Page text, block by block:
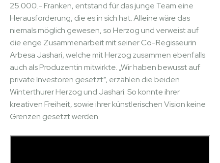
25.000.- Franken, entstand für das junge Team eine
Herausforderung, die es in sich hat. Alleine wäre das
niemals möglich gewesen, so Herzog und verweist auf
die enge Zusammenarbeit mit seiner Co-Regisseurin
Arbesa Jashari, welche mit Herzog zusammen ebenfalls
auch als Produzentin mitwirkte. „Wir haben bewusst auf
private Investoren gesetzt“, erzählen die beiden
Winterthurer Herzog und Jashari. So konnte ihrer
kreativen Freiheit, sowie ihrer künstlerischen Vision keine
Grenzen gesetzt werden.